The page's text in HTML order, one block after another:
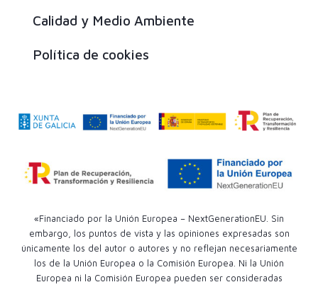
Calidad y Medio Ambiente
Política de cookies
«Financiado por la Unión Europea – NextGenerationEU. Sin
embargo, los puntos de vista y las opiniones expresadas son
únicamente los del autor o autores y no reflejan necesariamente
los de la Unión Europea o la Comisión Europea. Ni la Unión
Europea ni la Comisión Europea pueden ser consideradas